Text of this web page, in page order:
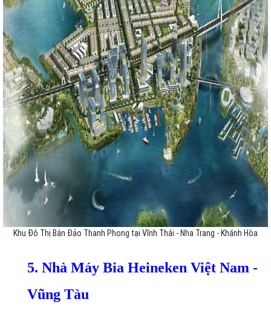
Khu Đô Thị Bán Đảo Thanh Phong tại Vĩnh Thái - Nha Trang - Khánh Hòa
5. Nhà Máy Bia Heineken Việt Nam -
Vũng Tàu